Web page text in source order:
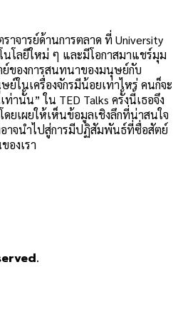
าจารย์ด้านการตลาด ที่ University
นโลยีใหม่ ๆ และมีโอกาสมาแชร์มุม
ย์ของการสนทนาของมนุษย์กับ
ย์ในเครื่องจักรมีน้อยเท่าไหร่ คนก็จะ
านั้น” ใน TED Talks ครั้งนี้เธอจึง
ยเผยให้เห็นข้อมูลเชิงลึกที่น่าสนใจ
าจนำไปสู่การมีปฏิสัมพันธ์ที่ซื่อสัตย์
องเรา